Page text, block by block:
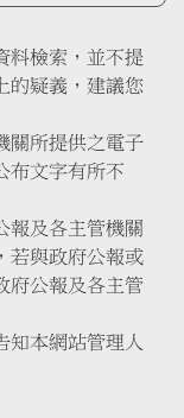
料檢索，並不提
的疑義，建議您
關所提供之電子
布文字有所不
報及各主管機關
若與政府公報或
府公報及各主管
知本網站管理人